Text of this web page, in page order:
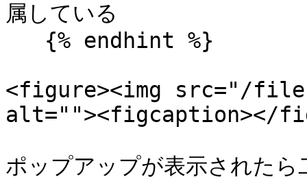
属している
<figure><img src="/files/
alt=""><figcaption></
ポップアップが表示された